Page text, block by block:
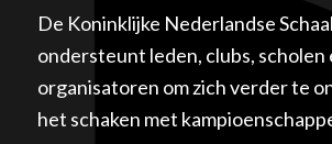
De Koninklijke Nederlandse
ondersteunt leden, clubs, scholen
organisatoren om zich verder te
het schaken met